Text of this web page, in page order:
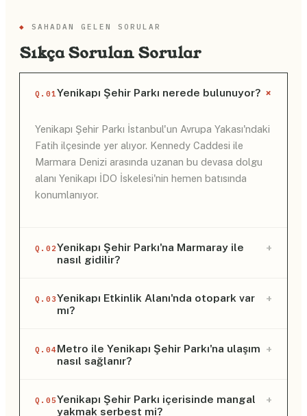
◆ SAHADAN GELEN SORULAR
Sıkça Sorulan Sorular
Q.01Yenikapı Şehir Parkı nerede bulunuyor? +
Yenikapı Şehir Parkı İstanbul'un Avrupa Yakası'ndaki
Fatih ilçesinde yer alıyor. Kennedy Caddesi ile
Marmara Denizi arasında uzanan bu devasa dolgu
alanı Yenikapı İDO İskelesi'nin hemen batısında
konumlanıyor.
Q.02Yenikapı Şehir Parkı'na Marmaray ile
nasıl gidilir?
+
Marmaray ile parka gitmek için Yenikapı durağında
inmeniz yeterli oluyor. İstasyondan çıktıktan sonra
dakikalık bir yürüyüşle etkinlik alanına giriş
yapabiliyorsunuz.
Q.03Yenikapı Etkinlik Alanı'nda otopark var
mı?
+
Evet Yenikapı Etkinlik Alanı içerisinde araçlarını park
etmek isteyenler için oldukça geniş bir otopark
bu alan normal günlerde yer bulma sorunu
yaşatmıyor ancak büyük etkinlik günlerinde sahil
Q.04Metro ile Yenikapı Şehir Parkı'na ulaşım
nasıl sağlanır?
+
Hacıosman, Havalimanı veya Kirazlı yönünden gelen
metro hatlarını kullanarak Yenikapı aktarma
Q.05Yenikapı Şehir Parkı içerisinde mangal
yakmak serbest mi?
+